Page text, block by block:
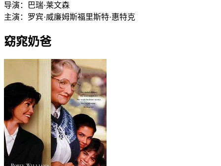
导演：
巴瑞·莱文森
主演： 罗宾·威廉姆斯福里斯特·惠特克
窈窕奶爸